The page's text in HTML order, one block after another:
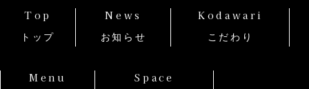
Top
トップ
News
お知らせ
Kodawari
こだわり
Menu Space